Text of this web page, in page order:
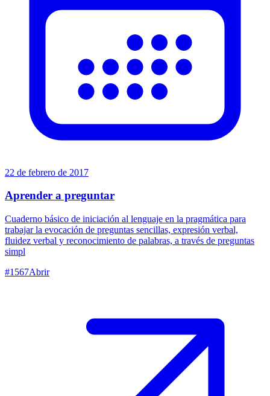
22 de febrero de 2017
Aprender a preguntar
Cuaderno básico de iniciación al lenguaje en la pragmática para
trabajar la evocación de preguntas sencillas, expresión verbal,
fluidez verbal y reconocimiento de palabras, a través de preguntas
simpl
#1567Abrir